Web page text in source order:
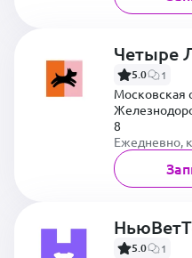
Четыре
5.0 1
Московская
8
Ежедневно,
5.0 1